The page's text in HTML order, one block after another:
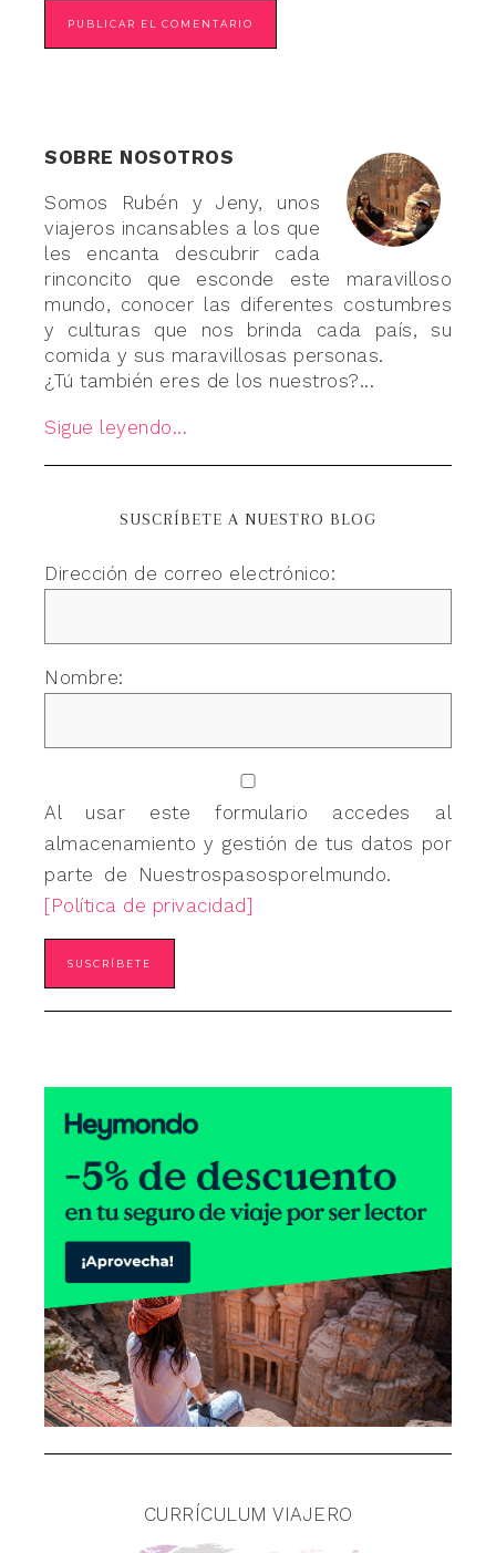
SOBRE NOSOTROS
Somos Rubén y Jeny, unos
viajeros incansables a los que
les encanta descubrir cada
rinconcito que esconde este maravilloso
mundo, conocer las diferentes costumbres
y culturas que nos brinda cada país, su
comida y sus maravillosas personas.
¿Tú también eres de los nuestros?...
Sigue leyendo...
SUSCRÍBETE A NUESTRO BLOG
Dirección de correo electrónico:
Nombre:
Al usar este formulario accedes al
almacenamiento y gestión de tus datos por
parte de Nuestrospasosporelmundo.
[Política de privacidad]
CURRÍCULUM VIAJERO